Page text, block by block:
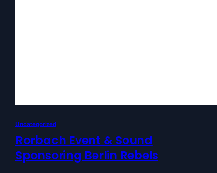
Uncategorized
Rorbach Event & Sound
Sponsoring Berlin Rebels